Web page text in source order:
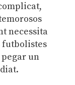
necessita
futbolistes
un